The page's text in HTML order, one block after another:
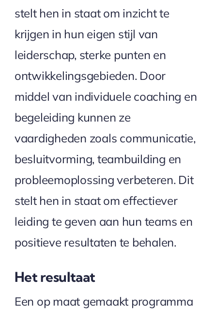
stelt hen in staat om inzicht te
krijgen in hun eigen stijl van
leiderschap, sterke punten en
ontwikkelingsgebieden. Door
middel van individuele coaching en
begeleiding kunnen ze
vaardigheden zoals communicatie,
besluitvorming, teambuilding en
probleemoplossing verbeteren. Dit
stelt hen in staat om effectiever
leiding te geven aan hun teams en
positieve resultaten te behalen.
Het resultaat
Een op maat gemaakt programma